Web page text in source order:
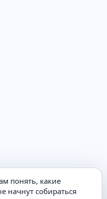
понять, какие
начнут собираться